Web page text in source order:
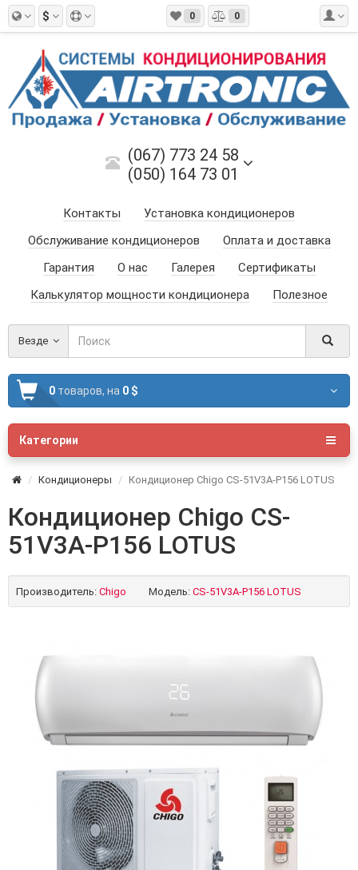
$ 0 0
(067) 773 24 58
(050) 164 73 01
Контакты
Установка кондиционеров
Обслуживание кондиционеров
Оплата и доставка
Гарантия
О нас Галерея
Сертификаты
Калькулятор мощности кондиционера
Полезное
Везде
0 товаров, на 0 $
Категории
Кондиционеры Кондиционер Chigo CS-51V3A-P156 LOTUS
Кондиционер Chigo CS-
51V3A-P156 LOTUS
Производитель: Chigo Модель: CS-51V3A-P156 LOTUS